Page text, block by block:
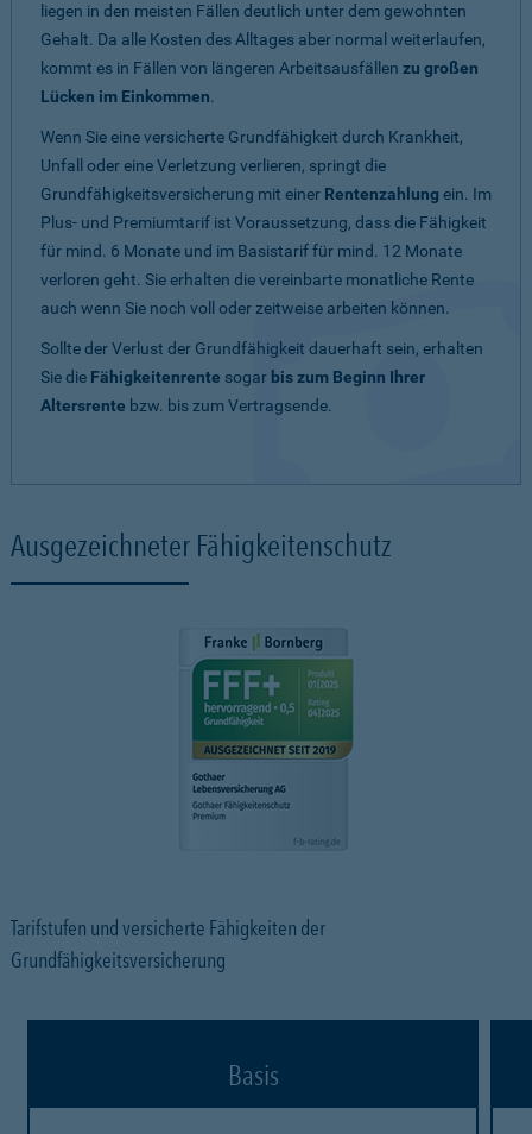
liegen in den meisten Fällen deutlich unter dem gewohnten
Gehalt. Da alle Kosten des Alltages aber normal weiterlaufen,
kommt es in Fällen von längeren Arbeitsausfällen zu großen
Lücken im Einkommen.
Wenn Sie eine versicherte Grundfähigkeit durch Krankheit,
Unfall oder eine Verletzung verlieren, springt die
Grundfähigkeitsversicherung mit einer Rentenzahlung ein. Im
Plus- und Premiumtarif ist Voraussetzung, dass die Fähigkeit
für mind. 6 Monate und im Basistarif für mind. 12 Monate
verloren geht. Sie erhalten die vereinbarte monatliche Rente
auch wenn Sie noch voll oder zeitweise arbeiten können.
Sollte der Verlust der Grundfähigkeit dauerhaft sein, erhalten
Sie die Fähigkeitenrente sogar bis zum Beginn Ihrer
Altersrente bzw. bis zum Vertragsende.
Ausgezeichneter Fähigkeitenschutz
Tarifstufen und versicherte Fähigkeiten der
Grundfähigkeitsversicherung
Basis